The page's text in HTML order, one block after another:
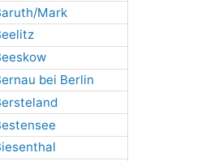
Mark
bei Berlin